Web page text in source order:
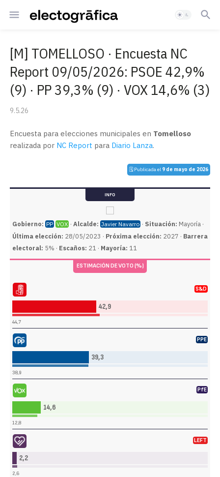
[M] TOMELLOSO · Encuesta NC
Report 09/05/2026: PSOE 42,9%
(9) · PP 39,3% (9) · VOX 14,6% (3)
9.5.26
Encuesta para elecciones municipales en Tomelloso
realizada por NC Report para Diario Lanza.
🗓️ Publicada el 9 de mayo de 2026
INFO
Gobierno: PP VOX · Alcalde: Javier Navarro · Situación: Mayoría ·
Última elección: 28/05/2023 · Próxima elección: 2027 · Barrera
electoral: 5% · Escaños: 21 · Mayoría: 11
ESTIMACIÓN DE VOTO (%)
Obrero Español (PSOE) S&D
42,9
44,7
Popular (PP) PPE
39,3
38,9
(VOX) PfE
14,6
12,8
(UNIDAS-PODEMOS-IU) LEFT
2,2
2,6